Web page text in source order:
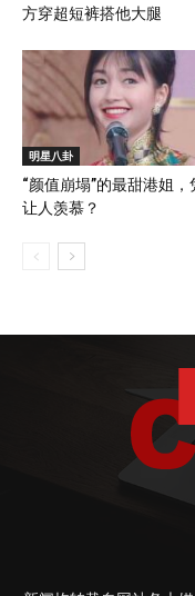
方穿超短裤搭他大腿
明星八卦
“颜值崩塌”的最甜港姐，
让人羡慕？